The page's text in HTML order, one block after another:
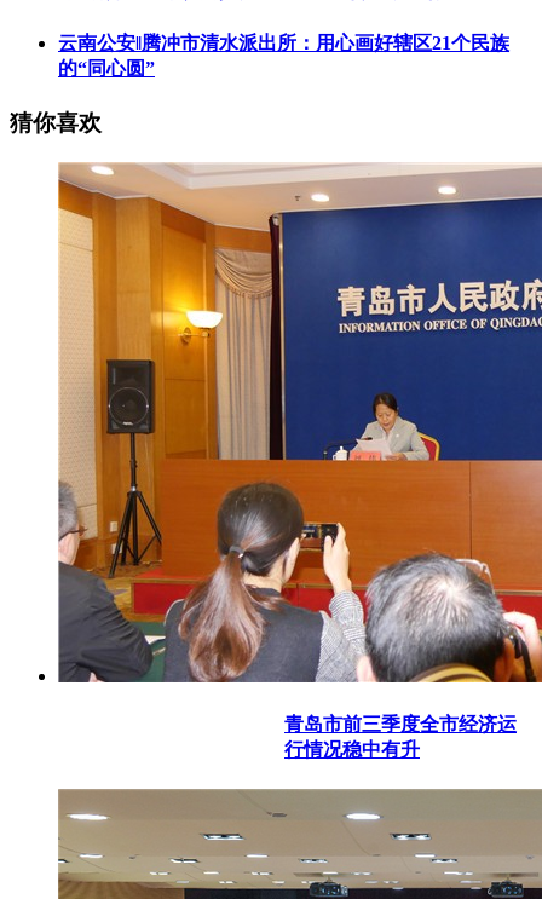
云南公安‖腾冲市清水派出所：用心画好辖区21个民族
的“同心圆”
猜你喜欢
青岛市前三季度全市经济运
行情况稳中有升